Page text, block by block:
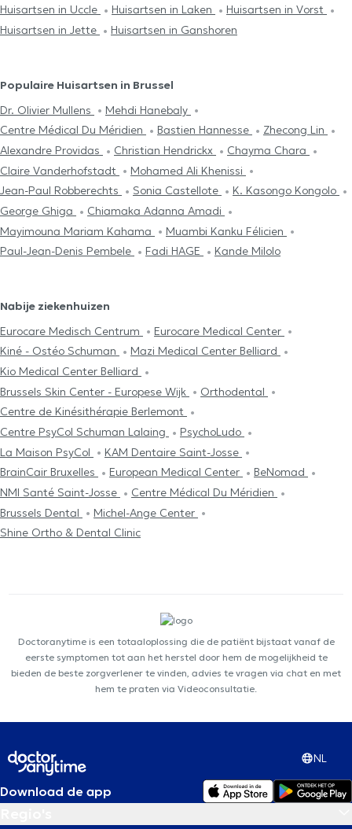
Huisartsen in Uccle
Huisartsen in Laken
Huisartsen in Vorst
Huisartsen in Jette
Huisartsen in Ganshoren
Populaire Huisartsen in Brussel
Dr. Olivier Mullens
Mehdi Hanebaly
Centre Médical Du Méridien
Bastien Hannesse
Zhecong Lin
Alexandre Providas
Christian Hendrickx
Chayma Chara
Claire Vanderhofstadt
Mohamed Ali Khenissi
Jean-Paul Robberechts
Sonia Castellote
K. Kasongo Kongolo
George Ghiga
Chiamaka Adanna Amadi
Mayimouna Mariam Kahama
Muambi Kanku Félicien
Paul-Jean-Denis Pembele
Fadi HAGE Kande Milolo
Nabije ziekenhuizen
Eurocare Medisch Centrum
Eurocare Medical Center
Kiné - Ostéo Schuman
Mazi Medical Center Belliard
Kio Medical Center Belliard
Brussels Skin Center - Europese Wijk
Orthodental
Centre de Kinésithérapie Berlemont
Centre PsyCol Schuman Lalaing
PsychoLudo
La Maison PsyCol
KAM Dentaire Saint-Josse
BrainCair Bruxelles
European Medical Center
BeNomad
NMI Santé Saint-Josse
Centre Médical Du Méridien
Brussels Dental
Michel-Ange Center
Shine Ortho & Dental Clinic
Doctoranytime is een totaaloplossing die de patiënt bijstaat vanaf de
eerste symptomen tot aan het herstel door hem de mogelijkheid te
bieden de beste zorgverlener te vinden, advies te vragen via chat en met
hem te praten via Videoconsultatie.
NL
Download de app